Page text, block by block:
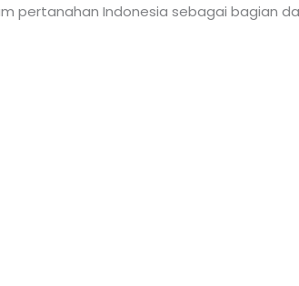
pertanahan Indonesia sebagai bagian